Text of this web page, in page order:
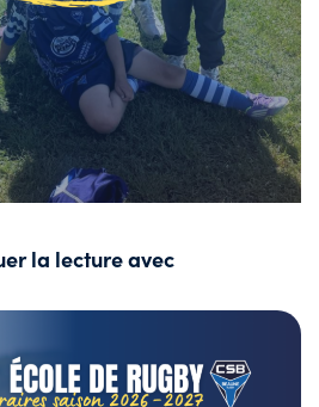
la lecture avec